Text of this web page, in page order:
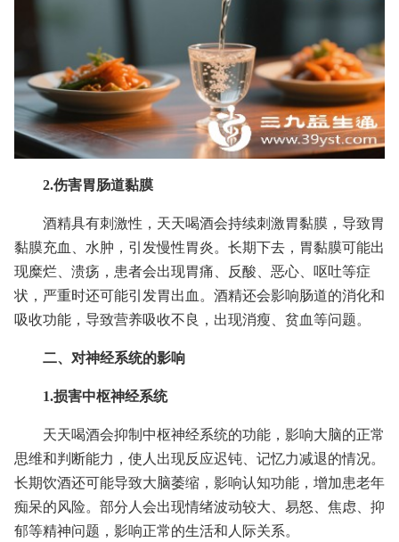
2.伤害胃肠道黏膜
酒精具有刺激性，天天喝酒会持续刺激胃黏膜，导致胃
黏膜充血、水肿，引发慢性胃炎。长期下去，胃黏膜可能出
现糜烂、溃疡，患者会出现胃痛、反酸、恶心、呕吐等症
状，严重时还可能引发胃出血。酒精还会影响肠道的消化和
吸收功能，导致营养吸收不良，出现消瘦、贫血等问题。
二、对神经系统的影响
1.损害中枢神经系统
天天喝酒会抑制中枢神经系统的功能，影响大脑的正常
思维和判断能力，使人出现反应迟钝、记忆力减退的情况。
长期饮酒还可能导致大脑萎缩，影响认知功能，增加患老年
痴呆的风险。部分人会出现情绪波动较大、易怒、焦虑、抑
郁等精神问题，影响正常的生活和人际关系。